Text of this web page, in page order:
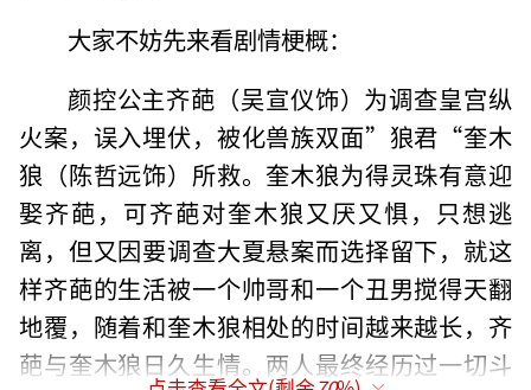
大家不妨先来看剧情梗概：
颜控公主齐葩（吴宣仪饰）为调查皇宫纵
火案，误入埋伏，被化兽族双面”狼君“奎木
狼（陈哲远饰）所救。奎木狼为得灵珠有意迎
娶齐葩，可齐葩对奎木狼又厌又惧，只想逃
离，但又因要调查大夏悬案而选择留下，就这
样齐葩的生活被一个帅哥和一个丑男搅得天翻
地覆，随着和奎木狼相处的时间越来越长，齐
葩与奎木狼日久生情。两人最终经历过一切斗